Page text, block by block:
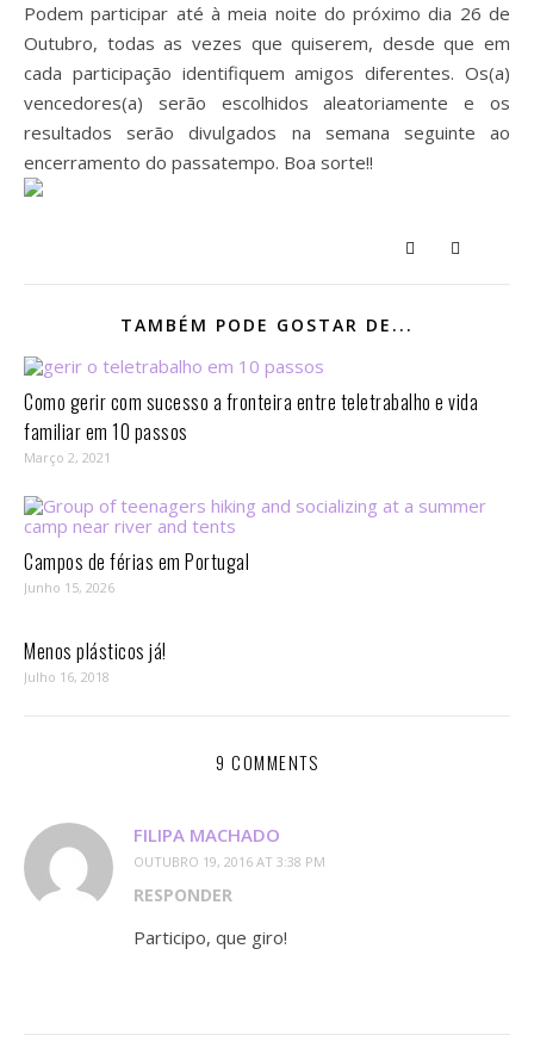
Podem participar até à meia noite do próximo dia 26 de
Outubro, todas as vezes que quiserem, desde que em
cada participação identifiquem amigos diferentes. Os(a)
vencedores(a) serão escolhidos aleatoriamente e os
resultados serão divulgados na semana seguinte ao
encerramento do passatempo. Boa sorte!!
TAMBÉM PODE GOSTAR DE...
Como gerir com sucesso a fronteira entre teletrabalho e vida
familiar em 10 passos⁣
Março 2, 2021
Campos de férias em Portugal
Junho 15, 2026
Menos plásticos já!
Julho 16, 2018
9 COMMENTS
FILIPA MACHADO
OUTUBRO 19, 2016 AT 3:38 PM
RESPONDER
Participo, que giro!